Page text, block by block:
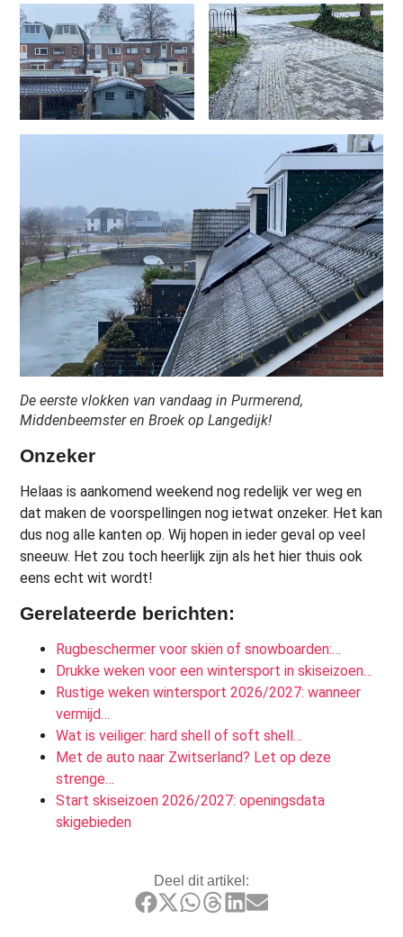
De eerste vlokken van vandaag in Purmerend,
Middenbeemster en Broek op Langedijk!
Onzeker
Helaas is aankomend weekend nog redelijk ver weg en
dat maken de voorspellingen nog ietwat onzeker. Het kan
dus nog alle kanten op. Wij hopen in ieder geval op veel
sneeuw. Het zou toch heerlijk zijn als het hier thuis ook
eens echt wit wordt!
Gerelateerde berichten:
Rugbeschermer voor skiën of snowboarden:…
Drukke weken voor een wintersport in skiseizoen…
Rustige weken wintersport 2026/2027: wanneer
vermijd…
Wat is veiliger: hard shell of soft shell…
Met de auto naar Zwitserland? Let op deze
strenge…
Start skiseizoen 2026/2027: openingsdata
skigebieden
Deel dit artikel: